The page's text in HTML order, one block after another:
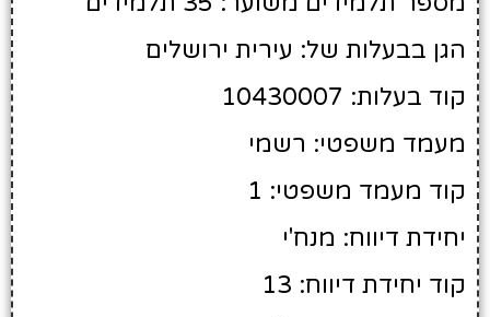
הגן בבעלות של: עירית ירושלים
קוד בעלות: 10430007
מעמד משפטי: רשמי
קוד מעמד משפטי: 1
יחידת דיווח: מנח'י
קוד יחידת דיווח: 13